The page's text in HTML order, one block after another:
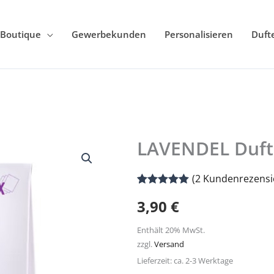
Boutique Gewerbekunden Personalisieren
LAVENDEL
5.00von 5,
basierend
Kundenbewertungen
(2
3,90 €
Enthält 20% MwSt.
zzgl.Versand
Lieferzeit: ca. 2-3 Werktage
LAVENDEL
Menge